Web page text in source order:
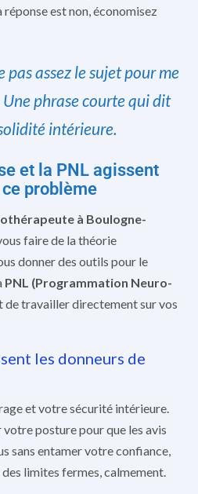
réponse est non, économisez
pas assez le sujet pour me
phrase courte qui dit
intérieure.
et la PNL agissent
problème
à Boulogne-
faire de la théorie
donner des outils pour le
PNL (Programmation Neuro-
de travailler directement sur vos
les donneurs de
et votre sécurité intérieure.
posture pour que les avis
sans entamer votre confiance,
limites fermes, calmement.